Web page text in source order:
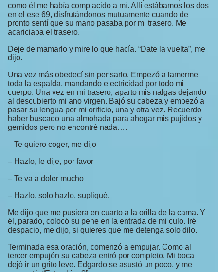
como él me había complacido a mí. Allí estábamos los dos
en el ese 69, disfrutándonos mutuamente cuando de
pronto sentí que su mano pasaba por mi trasero. Me
acariciaba el trasero.
Deje de mamarlo y mire lo que hacía. “Date la vuelta”, me
dijo.
Una vez más obedecí sin pensarlo. Empezó a lamerme
toda la espalda, mandando electricidad por todo mi
cuerpo. Una vez en mi trasero, aparto mis nalgas dejando
al descubierto mi ano virgen. Bajó su cabeza y empezó a
pasar su lengua por mi orificio, una y otra vez. Recuerdo
haber buscado una almohada para ahogar mis pujidos y
gemidos pero no encontré nada….
– Te quiero coger, me dijo
– Hazlo, le dije, por favor
– Te va a doler mucho
– Hazlo, solo hazlo, supliqué.
Me dijo que me pusiera en cuarto a la orilla de la cama. Y
él, parado, colocó su pene en la entrada de mi culo. Iré
despacio, me dijo, si quieres que me detenga solo dilo.
Terminada esa oración, comenzó a empujar. Como al
tercer empujón su cabeza entró por completo. Mi boca
dejó ir un grito leve. Edgardo se asustó un poco, y me